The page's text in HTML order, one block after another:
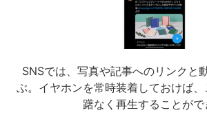
SNSでは、写真や記事へのリンクと
ぶ。イヤホンを常時装着しておけば
躇なく再生することがで